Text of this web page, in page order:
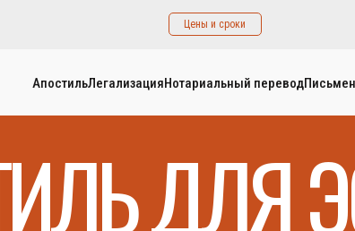
Цены и сроки
АпостильЛегализацияНотариальный перевод
ДЛЯ